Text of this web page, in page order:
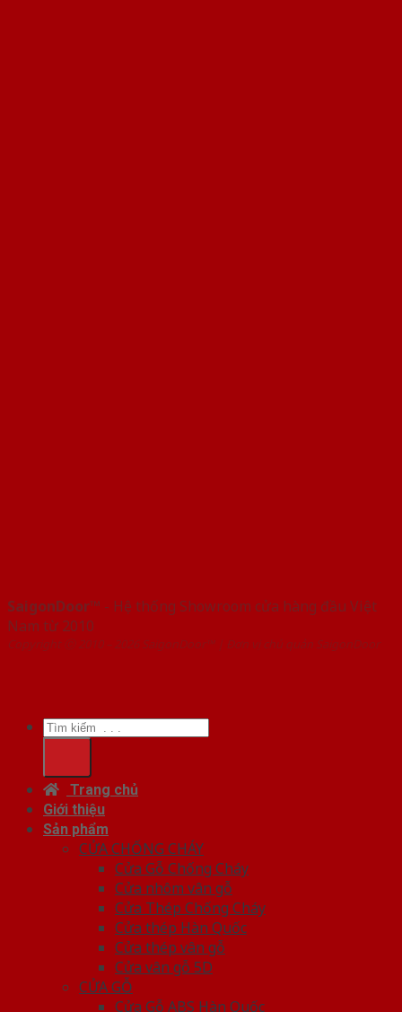
SaigonDoor™ - Hệ thống Showroom cửa hàng đầu Việt
Nam từ 2010
Copyright ⓒ 2010 – 2026 SaigonDoor™ | Đơn vị chủ quản SaigonDoor
Tìm
kiếm:
Trang chủ
Giới thiệu
Sản phẩm
CỬA CHỐNG CHÁY
Cửa Gỗ Chống Cháy
Cửa nhôm vân gỗ
Cửa Thép Chống Cháy
Cửa thép Hàn Quốc
Cửa thép vân gỗ
Cửa vân gỗ 5D
CỬA GỖ
Cửa Gỗ ABS Hàn Quốc